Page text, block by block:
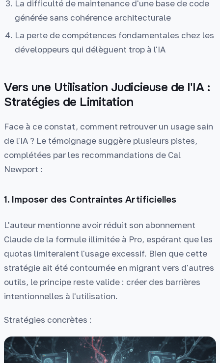
La difficulté de maintenance d'une base de code
générée sans cohérence architecturale
La perte de compétences fondamentales chez les
développeurs qui délèguent trop à l'IA
Vers une Utilisation Judicieuse de l'IA :
Stratégies de Limitation
Face à ce constat, comment retrouver un usage sain
de l'IA ? Le témoignage suggère plusieurs pistes,
complétées par les recommandations de Cal
Newport :
1. Imposer des Contraintes Artificielles
L'auteur mentionne avoir réduit son abonnement
Claude de la formule illimitée à Pro, espérant que les
quotas limiteraient l'usage excessif. Bien que cette
stratégie ait été contournée en migrant vers d'autres
outils, le principe reste valide : créer des barrières
intentionnelles à l'utilisation.
Stratégies concrètes :